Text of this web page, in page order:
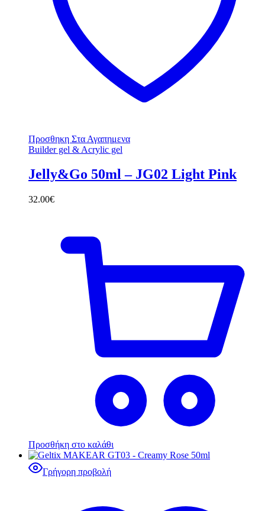
Προσθηκη Στα Αγαπημενα
Builder gel & Acrylic gel
Jelly&Go 50ml – JG02 Light Pink
32.00€
Προσθήκη στο καλάθι
Γρήγορη προβολή